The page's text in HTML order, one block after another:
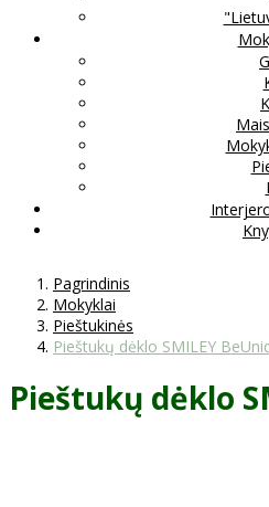
Pagrindinis
Mokyklai
Pieštukinės
Pieštukų dėklo SMILEY
Pieštukų dėklo